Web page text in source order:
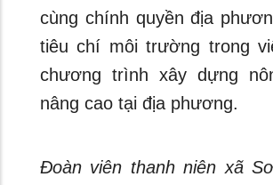
cùng chính quyền địa
tiêu chí môi trường trong
chương trình xây dựng
nâng cao tại địa phương.
Đoàn viên thanh niên xã